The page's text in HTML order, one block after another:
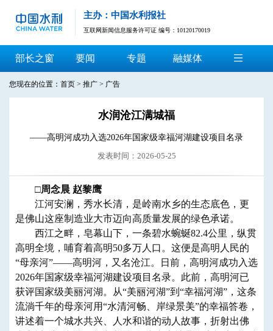
主办：中国水利报社
互联网新闻信息服务许可证 编号：10120170019
部长之窗 要闻 专题 融媒体
您现在的位置： 首页 > 推广 > 广告
水润沧江满城福
——高明河成功入选2026年国家级幸福河湖建设项目名录
发表时间：2026-05-25
□周念晨 赵黎鹰
江河安澜，秀水长清，是岭南水乡的生态底色，更
是佛山这座制造业大市迈向高质量发展的绿色承诺。
西江之畔，皂幕山下，一条碧水蜿蜒82.4公里，纵贯
高明全境，哺育着高明50多万人口。这便是高明人民的
“母亲河”——高明河，又名沧江。日前，高明河成功入选
2026年国家级幸福河湖建设项目名录。此前，高明河已
获评国家级美丽河湖。从“美丽河湖”到“幸福河湖”，这条
流淌千年的母亲河用“水清河畅、岸绿景美”的幸福答卷，
讲述着一个城水共兴、人水和谐的动人故事，折射出佛